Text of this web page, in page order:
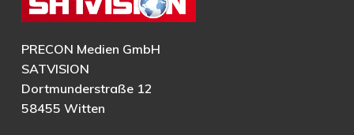
PRECON Medien GmbH
SATVISION
Dortmunderstraße 12
58455 Witten